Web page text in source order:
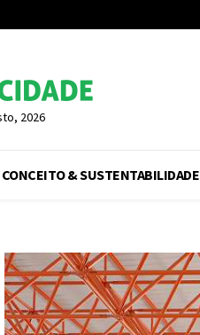
2026
CONCEITO & SUSTENTABILIDADE